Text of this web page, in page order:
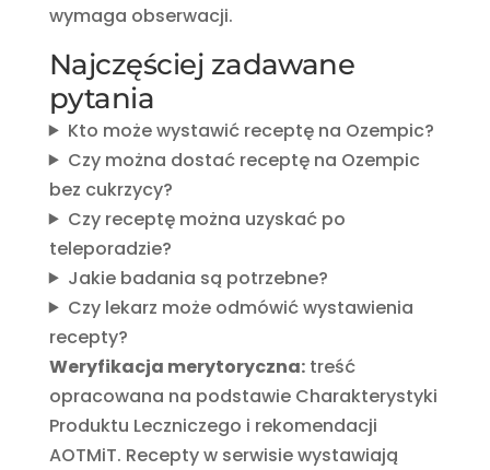
wymaga obserwacji.
Najczęściej zadawane
pytania
Kto może wystawić receptę na Ozempic?
Czy można dostać receptę na Ozempic
bez cukrzycy?
Czy receptę można uzyskać po
teleporadzie?
Jakie badania są potrzebne?
Czy lekarz może odmówić wystawienia
recepty?
Weryfikacja merytoryczna:treść
opracowana na podstawie Charakterystyki
Produktu Leczniczego i rekomendacji
AOTMiT. Recepty w serwisie wystawiają